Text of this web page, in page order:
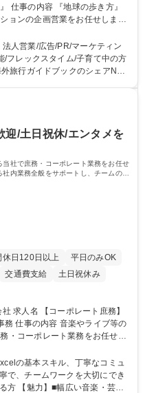
ョンの企画営業をお任せしま
内旅行、インバウンド）で地域
地球の歩
ンドであり、国内旅行において
ても、業界を牽引する意欲的な
しております■旅が業務であ
企画営業/行
ック『地球の歩き方』
人営業/広告/PR/マーケティン
/フレックスタイム/子育て中の方
組むか、共に形を作るコアメン
迎/土日祝休/エンタメを
社で庶務・コーポレート業務をお任せ
内業務全般をサポートし、チームの円
休日120日以上
平日のみOK
交通費支給
土日祝休み
務】
等の
・コーポレート業務をお任せし
なる社内業務全般をサポート
・一般事務
の仕分け、来客・電話対応、社
外注事業者とのやりとり・プロ
の基本スキル、丁寧なコミュ
で、チームワークを大切にでき
芸能